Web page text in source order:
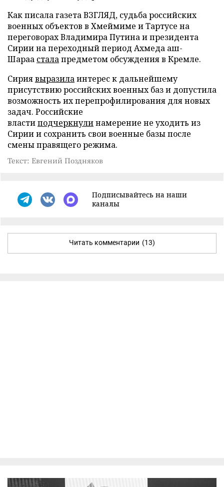
Как писала газета ВЗГЛЯД, судьба российских
военных объектов в Хмеймиме и Тартусе на
переговорах Владимира Путина и президента
Сирии на переходный период Ахмеда аш-
Шараа сталапредметом обсуждения в Кремле.
Сириявыразилаинтерес к дальнейшему
присутствию российских военных баз и допустила
возможность их перепрофилирования для новых
задач. Российские
властиподчеркнулинамерение не уходить из
Сирии и сохранить свои военные базы после
смены правящего режима.
Текст: Евгений Поздняков
Подписывайтесь на наши
каналы
Читать комментарии (13)